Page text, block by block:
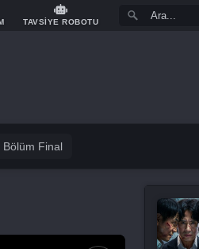
TAVSİYE ROBOTU
Final